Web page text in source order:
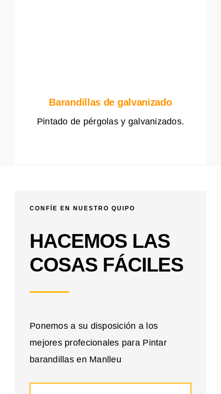
Barandillas de galvanizado
Pintado de pérgolas y galvanizados.
CONFÍE EN NUESTRO QUIPO
HACEMOS LAS
COSAS FÁCILES
Ponemos a su disposición a los
mejores profecionales para Pintar
barandillas en Manlleu